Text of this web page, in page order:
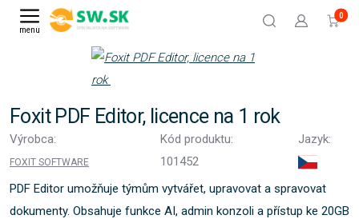
menu
0
Foxit PDF Editor, licence na 1 rok
Výrobca:
FOXIT SOFTWARE
Kód produktu:
101452
Jazyk:
PDF Editor umožňuje týmům vytvářet, upravovat a spravovat
dokumenty. Obsahuje funkce AI, admin konzoli a přístup ke 20GB